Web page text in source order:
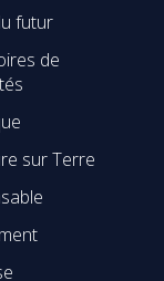
futur
de
sur Terre